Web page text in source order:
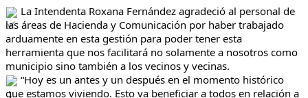
La Intendenta Roxana Fernández agradeció al personal de
las áreas de Hacienda y Comunicación por haber trabajado
arduamente en esta gestión para poder tener esta
herramienta que nos facilitará no solamente a nosotros como
municipio sino también a los vecinos y vecinas.
“Hoy es un antes y un después en el momento histórico
que estamos viviendo. Esto va beneficiar a todos en relación a